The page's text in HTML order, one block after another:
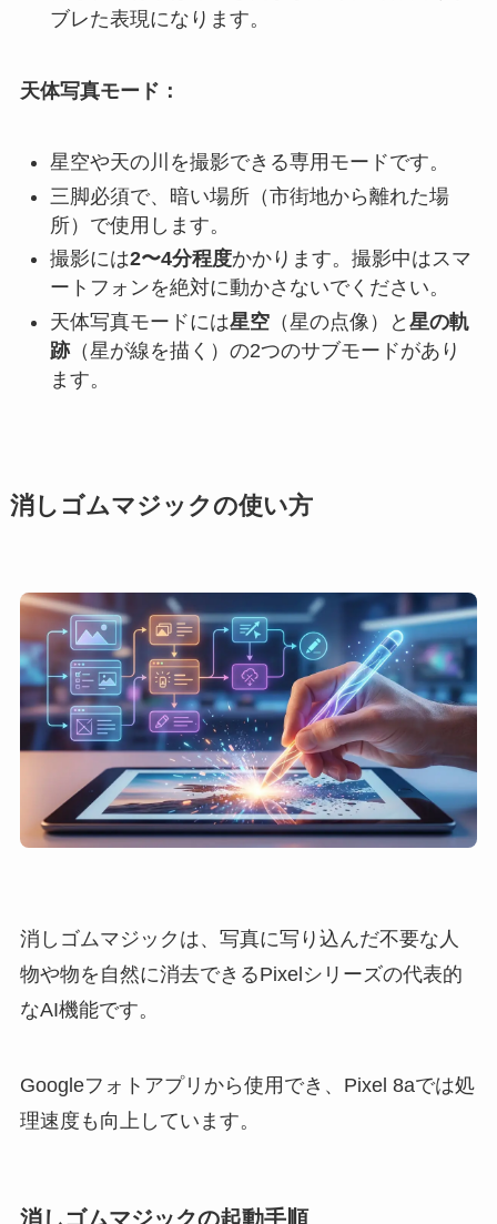
ブレた表現になります。
天体写真モード：
星空や天の川を撮影できる専用モードです。
三脚必須で、暗い場所（市街地から離れた場
所）で使用します。
撮影には2〜4分程度かかります。撮影中はスマ
ートフォンを絶対に動かさないでください。
天体写真モードには星空（星の点像）と 星の軌
跡（星が線を描く）の2つのサブモードがあり
ます。
消しゴムマジックの使い方
消しゴムマジックは、写真に写り込んだ不要な人
物や物を自然に消去できるPixelシリーズの代表的
なAI機能です。
Googleフォトアプリから使用でき、Pixel 8aでは処
理速度も向上しています。
消しゴムマジックの起動手順